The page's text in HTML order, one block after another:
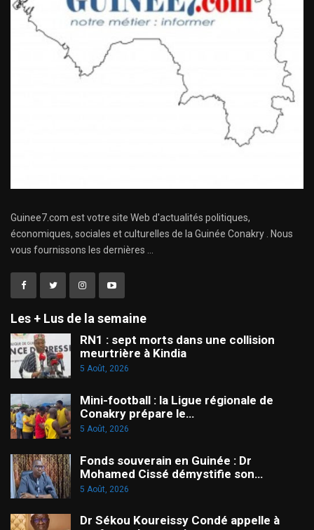
Guinee7.com est votre site Web d'actualités politiques,
économiques, sociales et culturelles de la Guinée Conakry . Nous
vous fournissons les dernières ...
Les + Lus de la semaine
RN1 : sept morts dans une collision
meurtrière à Kindia
5 Août, 2026
Mini-football : la Ligue régionale de
Conakry prépare le…
5 Août, 2026
Fonds souverain en Guinée : Dr
Mohamed Cissé démystifie son…
5 Août, 2026
Dr Sékou Koureissy Condé appelle à